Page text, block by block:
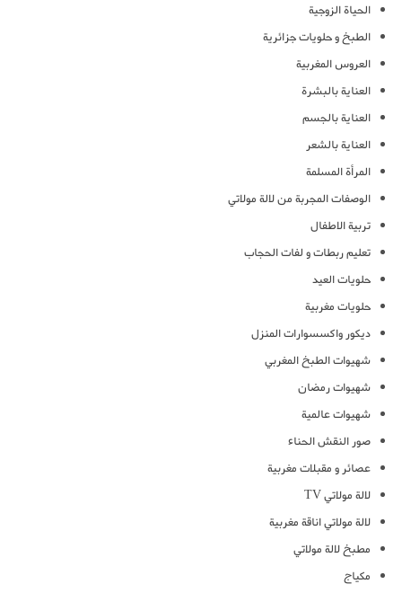
الحياة الزوجية
الطبخ و حلويات جزائرية
العروس المغربية
العناية بالبشرة
العناية بالجسم
العناية بالشعر
المرأة المسلمة
الوصفات المجربة من لالة مولاتي
تربية الاطفال
تعليم ربطات و لفات الحجاب
حلويات العيد
حلويات مغربية
ديكور واكسسوارات المنزل
شهيوات الطبخ المغربي
شهيوات رمضان
شهيوات عالمية
صور النقش الحناء
عصائر و مقبلات مغربية
لالة مولاتي TV
لالة مولاتي اناقة مغربية
مطبخ لالة مولاتي
مكياج